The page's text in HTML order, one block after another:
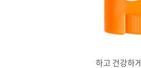
하고 건강하